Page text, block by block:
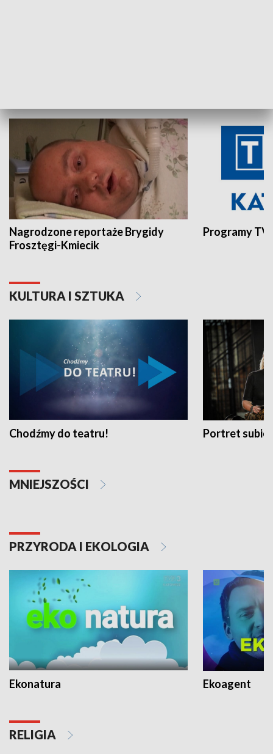
Nagrodzone reportaże Brygidy
Frosztęgi-Kmiecik
Programy
KULTURA I SZTUKA
Chodźmy do teatru! Portret
MNIEJSZOŚCI
PRZYRODA I EKOLOGIA
Ekonatura Ekoagent
RELIGIA